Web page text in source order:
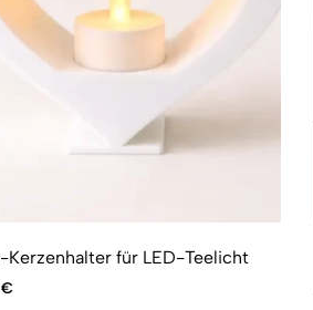
Kerzenhalter für LED-Teelicht
€